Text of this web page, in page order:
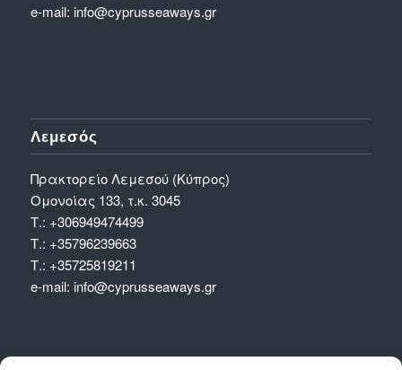
e-mail: info@cyprusseaways.gr
Λεμεσός
Πρακτορείο Λεμεσού (Κύπρος)
Ομονοίας 133, τ.κ. 3045
Τ.: +306949474499
Τ.: +35796239663
Τ.: +35725819211
e-mail: info@cyprusseaways.gr